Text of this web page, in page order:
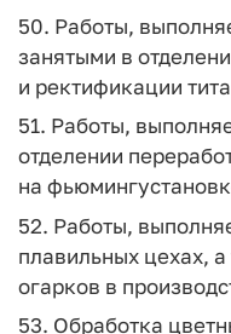
50. Работы,
занятыми в
и ректификации
51. Работы,
отделении
на
52. Работы,
плавильных цехах,
огарков в
53. Обработка